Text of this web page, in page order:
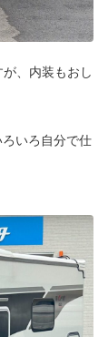
、内装もおし
いろ自分で仕